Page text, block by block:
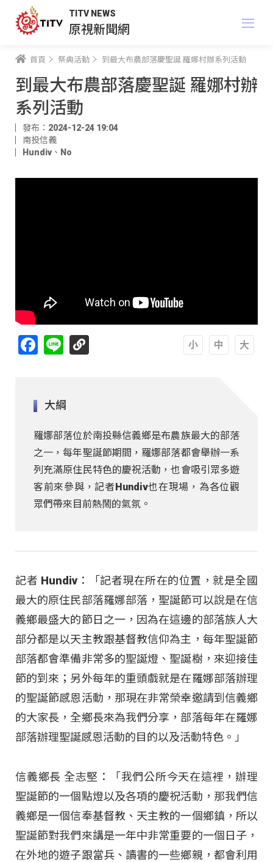
TITV NEWS
原視新聞網
首頁 祭典活動 到最大布農部落慶聖誕 羅娜村辦系列活動
到最大布農部落慶聖誕 羅娜村辦
系列活動
發布：2024-12-24 19:04
南投信義
Hundiv 、 No
Facebook
Line
大綱
羅娜部落位於南投縣信義鄉是布農族最大的部落
之一，每年聖誕節期間，羅娜部落都會舉辦一系
列充滿原住民特色的慶祝活動，也會吸引眾多遊
客前來參與，記者Hundiv也在現場，為各位觀
眾們帶來目前熱鬧的氣氛。
記者 Hundiv：「記者現在所在的位置，就是全國
最大的原住民部落羅娜部落，聖誕節可以說是在信
義鄉最盛大的節日之一，因為在這邊的部落族人大
部分都是以天主教跟基督教信仰為主，每年聖誕節
部落都會準備非常多的聖誕燈、聖誕樹，來迎接佳
節的到來；另外每年的重頭戲就是在羅娜部落辦理
的聖誕節感恩活動，那現在非常榮幸邀請到信義鄉
的大家長，全鄉長來為我們分享，部落每年在羅娜
部落辦理聖誕感恩活動的目的以及活動特色。」
信義鄉長 全志堅：「我們公所今天在這裡，辦理
聖誕節的一個點燈以及各項的慶祝活動，那我們信
義鄉是一個信奉基督教、天主教的一個鄉鎮，所以
聖誕節對我們來講是一年中非常重要的一個日子，
在外地的遊子跟當兵、讀書的一些鄉親，都會利用